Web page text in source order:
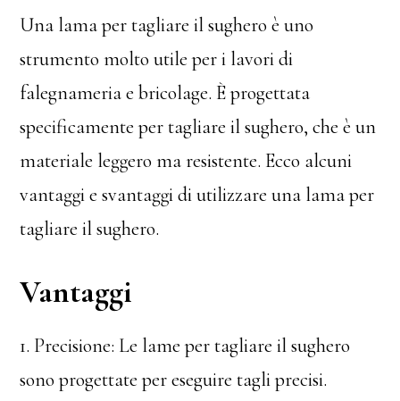
Una lama per tagliare il sughero è uno
strumento molto utile per i lavori di
falegnameria e bricolage. È progettata
specificamente per tagliare il sughero, che è un
materiale leggero ma resistente. Ecco alcuni
vantaggi e svantaggi di utilizzare una lama per
tagliare il sughero.
Vantaggi
1. Precisione: Le lame per tagliare il sughero
sono progettate per eseguire tagli precisi.